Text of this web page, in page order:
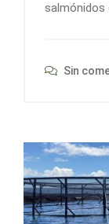
salmónidos
Sin